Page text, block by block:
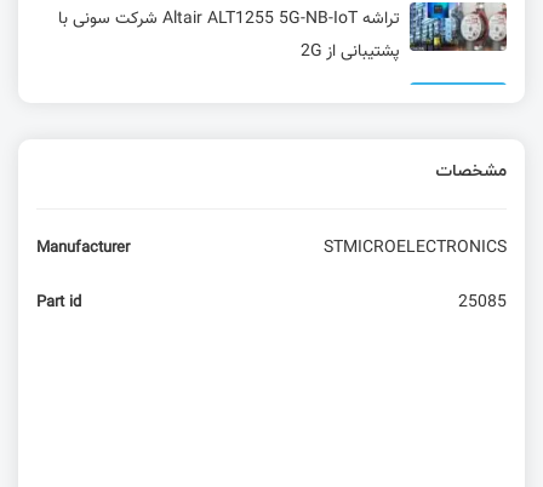
تراشه Altair ALT1255 5G-NB-IoT شرکت سونی با
پشتیبانی از 2G
تکلیف چیه؟ از STMCUBE استفاده کنیم یا نه؟!
مشخصات
Manufacturer STMICROELECTRONICS
Part id 25085